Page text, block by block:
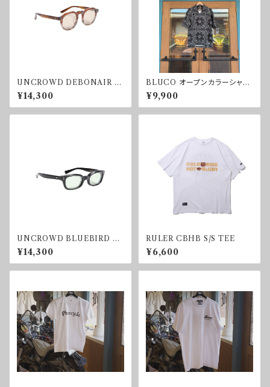
UNCROWD DEBONAIR S
UNGLASS BLOWN
¥14,300
BLUCO オープンカラーシャツ
-BANDANA-
¥9,900
UNCROWD BLUEBIRD SU
NGLASS LIGHTGREEN
¥14,300
RULER CBHB S/S TEE
¥6,600